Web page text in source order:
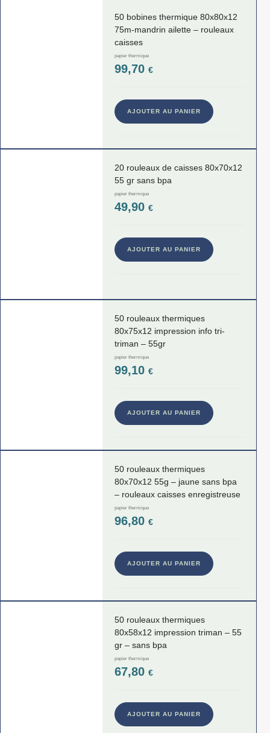
50 bobines thermique 80x80x12
75m-mandrin ailette – rouleaux
caisses
papier thermique
99,70€
AJOUTER AU PANIER
20 rouleaux de caisses 80x70x12
55 gr sans bpa
papier thermique
49,90€
AJOUTER AU PANIER
50 rouleaux thermiques
80x75x12 impression info tri-
triman – 55gr
papier thermique
99,10€
AJOUTER AU PANIER
50 rouleaux thermiques
80x70x12 55g – jaune sans bpa
– rouleaux caisses enregistreuse
papier thermique
96,80€
AJOUTER AU PANIER
50 rouleaux thermiques
80x58x12 impression triman – 55
gr – sans bpa
papier thermique
67,80€
AJOUTER AU PANIER